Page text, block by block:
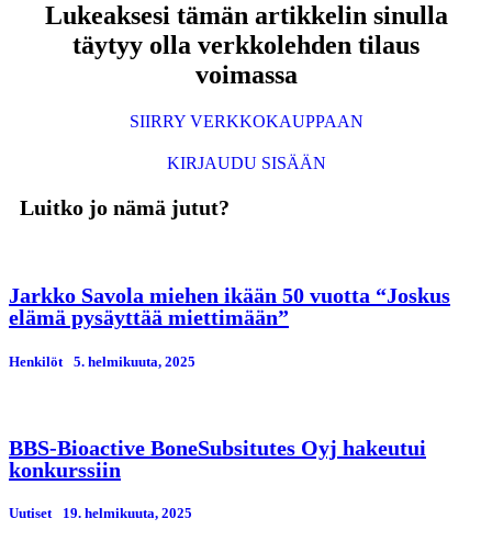
Lukeaksesi tämän artikkelin sinulla
täytyy olla verkkolehden tilaus
voimassa
SIIRRY VERKKOKAUPPAAN
KIRJAUDU SISÄÄN
Luitko jo nämä jutut?
Jarkko Savola miehen ikään 50 vuotta “Joskus
elämä pysäyttää miettimään”
Henkilöt 5. helmikuuta, 2025
BBS-Bioactive BoneSubsitutes Oyj hakeutui
konkurssiin
Uutiset 19. helmikuuta, 2025